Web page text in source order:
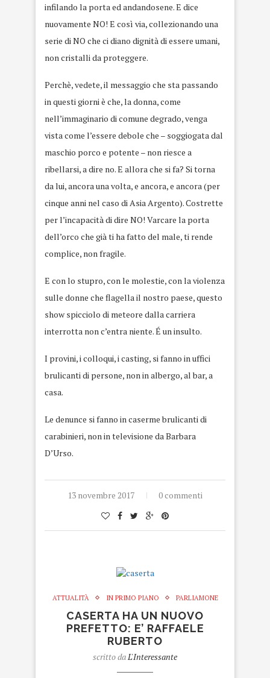
infilando la porta ed andandosene. E dice
nuovamente NO! E così via, collezionando una
serie di NO che ci diano dignità di essere umani,
non cristalli da proteggere.
Perchè, vedete, il messaggio che sta passando
in questi giorni è che, la donna, come
nell’immaginario di comune degrado, venga
vista come l’essere debole che – soggiogata dal
maschio porco e potente – non riesce a
ribellarsi, a dire no. E allora che si fa? Si torna
da lui, ancora una volta, e ancora, e ancora (per
cinque anni nel caso di Asia Argento). Costrette
per l’incapacità di dire NO! Varcare la porta
dell’orco che già ti ha fatto del male, ti rende
complice, non fragile.
E con lo stupro, con le molestie, con la violenza
sulle donne che flagella il nostro paese, questo
show spicciolo di meteore dalla carriera
interrotta non c’entra niente. É un insulto.
I provini, i colloqui, i casting, si fanno in uffici
brulicanti di persone, non in albergo, al bar, a
casa.
Le denunce si fanno in caserme brulicanti di
carabinieri, non in televisione da Barbara
D’Urso.
13 novembre 2017 0 commenti
ATTUALITÀ IN PRIMO PIANO PARLIAMONE
CASERTA HA UN NUOVO
PREFETTO: E’ RAFFAELE
RUBERTO
scritto da L'Interessante